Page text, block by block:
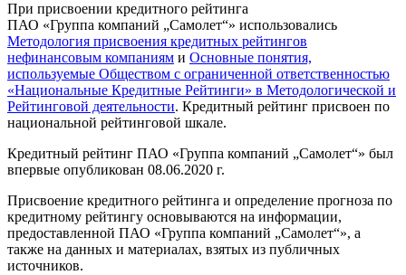
При присвоении кредитного рейтинга
ПАО «Группа компаний „Самолет“» использовались
Методология присвоения кредитных рейтингов
нефинансовым компаниям и Основные понятия,
используемые Обществом с ограниченной ответственностью
«Национальные Кредитные Рейтинги» в Методологической и
Рейтинговой деятельности. Кредитный рейтинг присвоен по
национальной рейтинговой шкале.
Кредитный рейтинг ПАО «Группа компаний „Самолет“» был
впервые опубликован 08.06.2020 г.
Присвоение кредитного рейтинга и определение прогноза по
кредитному рейтингу основываются на информации,
предоставленной ПАО «Группа компаний „Самолет“», а
также на данных и материалах, взятых из публичных
источников.